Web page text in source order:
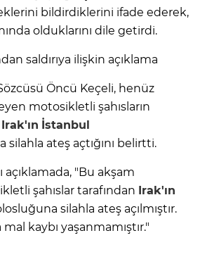
bildirdiklerini ifade ederek,
olduklarını dile getirdi.
saldırıya ilişkin açıklama
Öncü Keçeli, henüz
motosikletli şahısların
Irak'ın İstanbul
ateş açtığını belirtti.
açıklamada, "Bu akşam
şahıslar tarafından Irak'ın
silahla ateş açılmıştır.
kaybı yaşanmamıştır."